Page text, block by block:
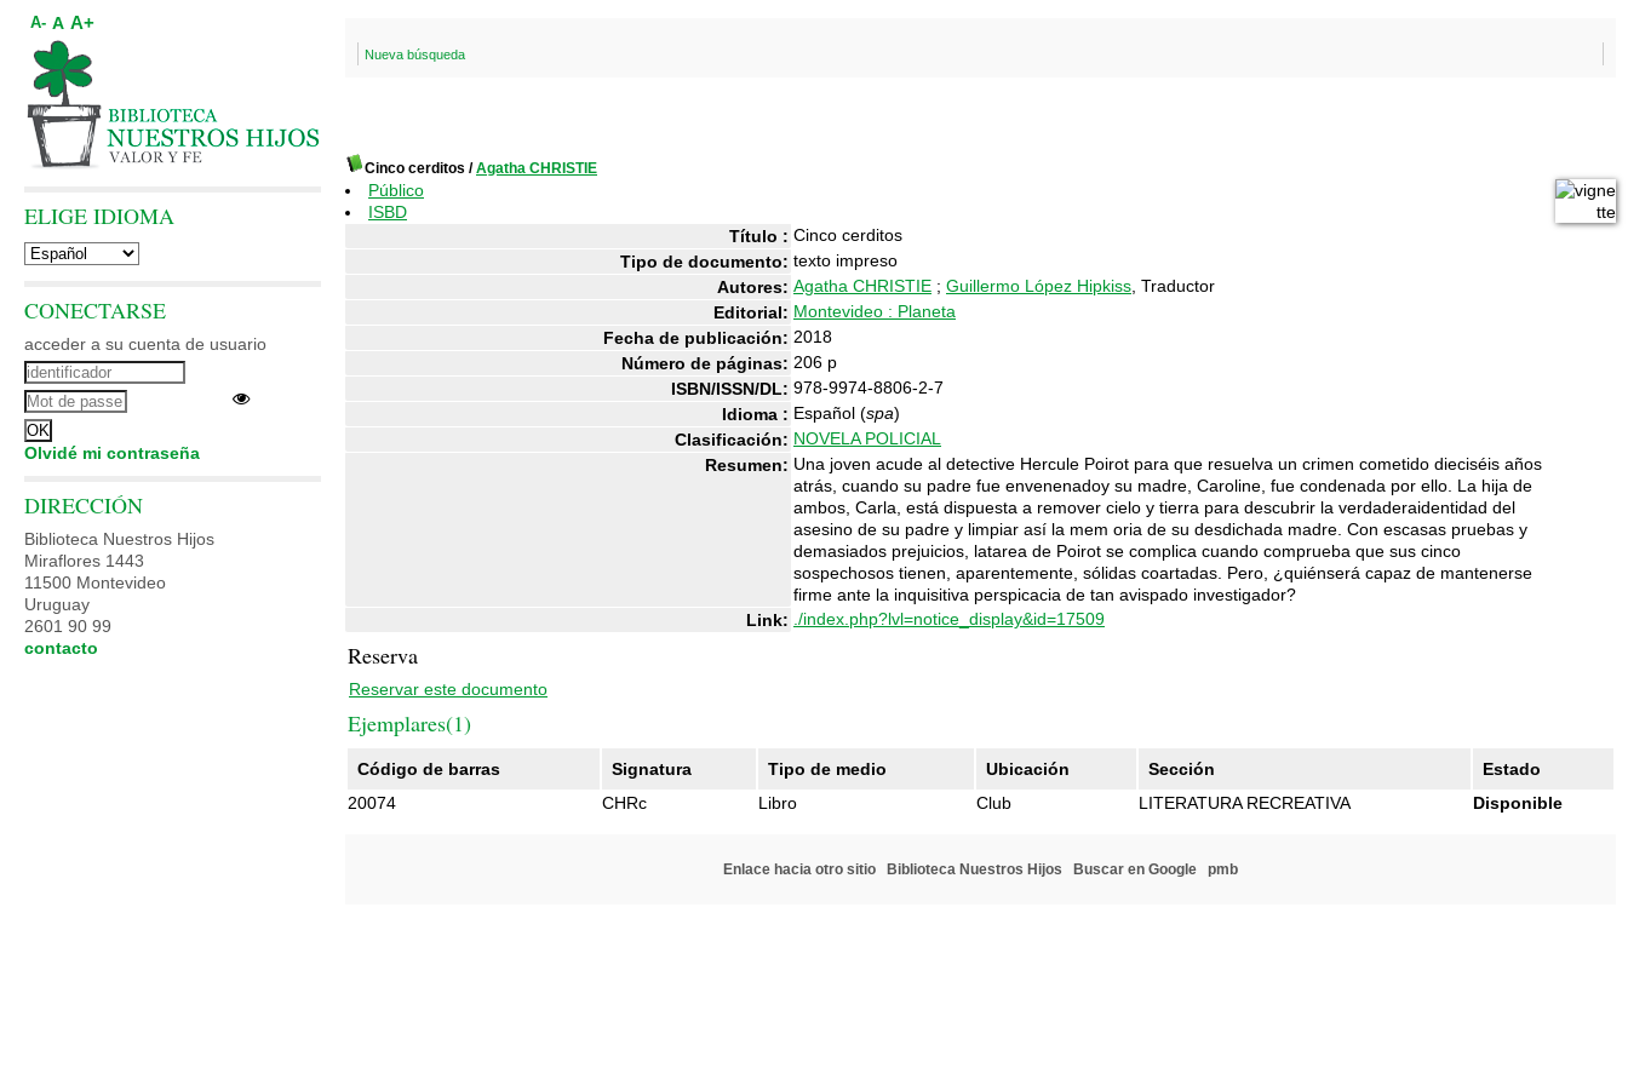
Nueva búsqueda
Cinco cerditos /Agatha CHRISTIE
Público
ISBD
Título : Cinco cerditos
Tipo de documento: texto impreso
Autores: Agatha CHRISTIE ; Guillermo López Hipkiss , Traductor
Editorial: Montevideo : Planeta
Fecha de publicación: 2018
Número de páginas: 206 p
ISBN/ISSN/DL: 978-9974-8806-2-7
Idioma : Español (spa)
Clasificación: NOVELA POLICIAL
Resumen: Una joven acude al detective Hercule Poirot para que resuelva un crimen cometido dieciséis años
atrás, cuando su padre fue envenenadoy su madre, Caroline, fue condenada por ello. La hija de
ambos, Carla, está dispuesta a remover cielo y tierra para descubrir la verdaderaidentidad del
asesino de su padre y limpiar así la mem oria de su desdichada madre. Con escasas pruebas y
demasiados prejuicios, latarea de Poirot se complica cuando comprueba que sus cinco
sospechosos tienen, aparentemente, sólidas coartadas. Pero, ¿quiénserá capaz de mantenerse
firme ante la inquisitiva perspicacia de tan avispado investigador?
Link: ./index.php?lvl=notice_display&id=17509
Reserva
Reservar este documento
Ejemplares(1)
Código de barras Signatura Tipo de medio Ubicación Sección
Estado
20074
CHRc Libro Club LITERATURA RECREATIVA Disponible
Enlace hacia otro sitio Biblioteca Nuestros Hijos Buscar en Google pmb
A- A A+
ELIGE IDIOMA
CONECTARSE
acceder a su cuenta de usuario
Olvidé mi contraseña
DIRECCIÓN
Biblioteca Nuestros Hijos
Miraflores 1443
11500 Montevideo
Uruguay
2601 90 99
contacto